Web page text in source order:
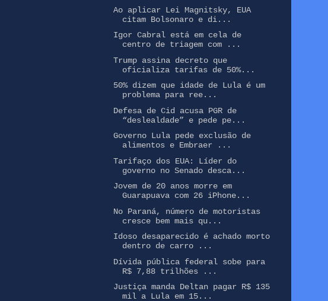
Ao aplicar Lei Magnitsky, EUA
citam Bolsonaro e di...
Igor Cabral está em cela de
centro de triagem com ...
Trump assina decreto que
oficializa tarifas de 50%...
50% dizem que idade de Lula é um
problema para ree...
Defesa de Cid acusa PGR de
“deslealdade” e pede pe...
Governo Lula pede exclusão de
alimentos e Embraer ...
Tarifaço dos EUA: Líder do
governo no Senado desca...
Jovem de 20 anos morre em
Guarapuava com 26 iPhone...
No Paraná, número de motoristas
cresce bem mais qu...
Idoso desaparecido é achado morto
dentro de carro ...
Dívida pública federal sobe para
R$ 7,88 trilhões ...
Justiça manda Deltan pagar R$ 135
mil a Lula em 15...